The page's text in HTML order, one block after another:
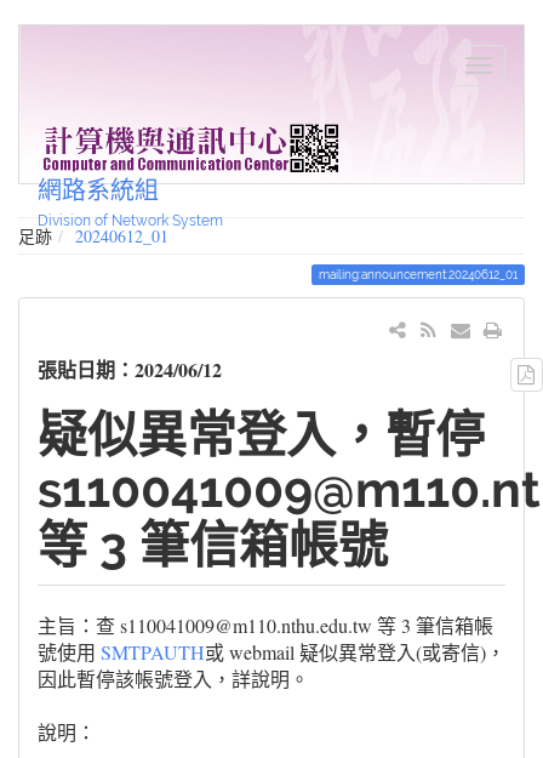
網路系統組
Division of Network System
足跡 20240612_01
mailing:announcement:20240612_01
張貼日期：2024/06/12
疑似異常登入，暫停
等 3 筆信箱帳號
主旨：查 s110041009@m110.nthu.edu.tw 等 3 筆信箱帳
號使用 SMTPAUTH或 webmail 疑似異常登入(或寄信)，
因此暫停該帳號登入，詳說明。
說明：